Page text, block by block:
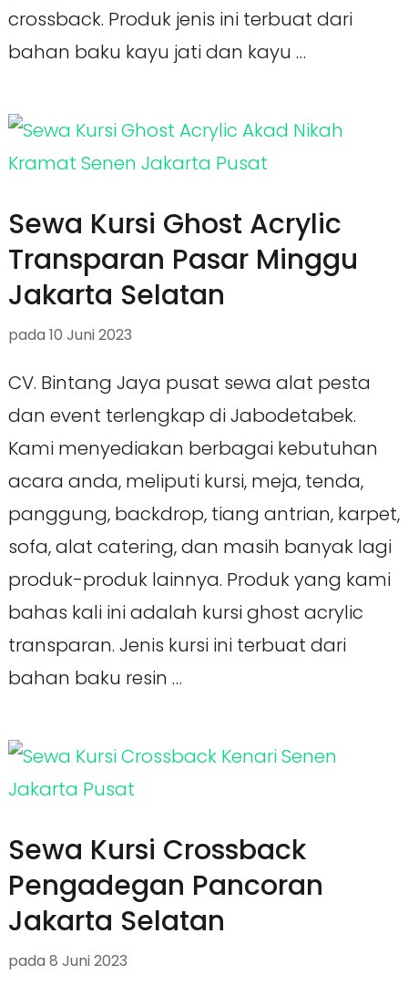
crossback. Produk jenis ini terbuat dari
bahan baku kayu jati dan kayu …
Sewa Kursi Ghost Acrylic
Transparan Pasar Minggu
Jakarta Selatan
pada 10 Juni 2023
CV. Bintang Jaya pusat sewa alat pesta
dan event terlengkap di Jabodetabek.
Kami menyediakan berbagai kebutuhan
acara anda, meliputi kursi, meja, tenda,
panggung, backdrop, tiang antrian, karpet,
sofa, alat catering, dan masih banyak lagi
produk-produk lainnya. Produk yang kami
bahas kali ini adalah kursi ghost acrylic
transparan. Jenis kursi ini terbuat dari
bahan baku resin …
Sewa Kursi Crossback
Pengadegan Pancoran
Jakarta Selatan
pada 8 Juni 2023